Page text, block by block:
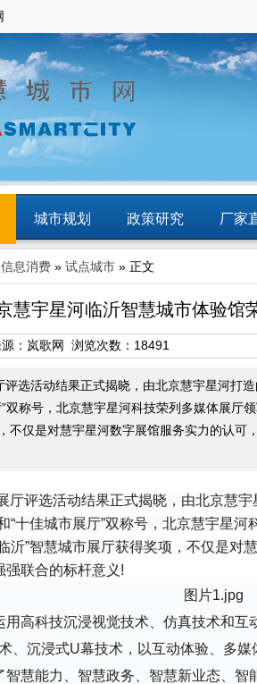
城市规划 政策研究 厂家
商圈 智慧城镇
信息消费 » 试点城市 » 正文
慧宇星河临沂智慧城市体验馆
：岚歌网 浏览次数： 18491
选活动结果正式揭晓，由北京慧宇星河打
双称号，北京慧宇星河科技荣列多媒体展厅
不仅是对慧宇星河数字展馆服务实力的认
厅评选活动结果正式揭晓，由北京慧宇
“十佳城市展厅”双称号，北京慧宇星
沂”智慧城市展厅获得奖项，不仅是对
强联合的标杆意义!
高科技沉浸视觉技术、仿真技术和互
、沉浸式U幕技术，以互动体验、多
智慧能力、智慧政务、智慧新业态、